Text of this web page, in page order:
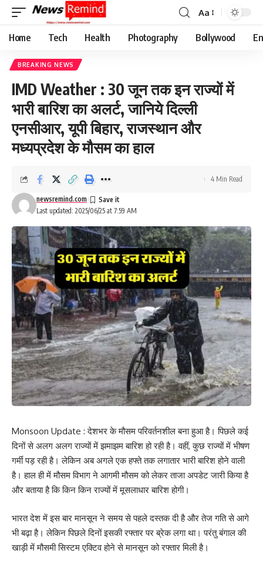
Font
Resizer
Aa
Home Tech Health Photography Bollywood
BREAKING NEWS
IMD Weather : 30 जून तक इन राज्यों में
भारी बारिश का अलर्ट, जानिये दिल्ली
एनसीआर, यूपी बिहार, राजस्थान और
मध्यप्रदेश के मौसम का हाल
Last updated: 2025/06/25 at 7:59 AM
newsremind.com
4 Min Read
Monsoon Update : देशभर के मौसम परिवर्तनशील बना हुआ है। पिछले कई
दिनों से अलग अलग राज्यों में झमाझम बारिश हो रही है। वहीं, कुछ राज्यों में भीषण
गर्मी पड़ रही है। लेकिन अब अगले एक हफ्ते तक लगातार भारी बारिश होने वाली
है। हाल ही में मौसम विभाग ने आगमी मौसम को लेकर ताजा अपडेट जारी किया है
और बताया है कि किन किन राज्यों में मूसलाधार बारिश होगी।
भारत देश में इस बार मानसून ने समय से पहले दस्तक दी है और तेज गति से आगे
भी बढ़ा है। लेकिन पिछले दिनों इसकी रफ्तार पर ब्रेक लगा था। परंतु बंगाल की
खाड़ी में मौसमी सिस्टम एक्टिव होने से मानसून को रफ्तार मिली है।